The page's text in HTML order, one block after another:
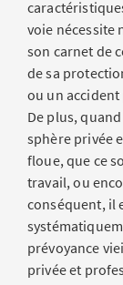
maladie.
Alors que de
pour la quasi-
totalement
du profil de la
commercial
choses pour
exerçant une
Personne
SA, vous
êtes donc
vous affilier,
collaborateurs
suivantes:
1er pilier avec
annuel d’au
prévoyance
indemnité
mais elle est
d’employés et
voie nécessite
son carnet de
de sa
ou un accident
De plus,
sphère privée
floue, que ce
travail, ou
conséquent, il
prévoyance
privée et